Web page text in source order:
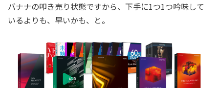
バナナの叩き売り状態ですから、下手に1つ1つ吟味して
いるよりも、早いかも、と。